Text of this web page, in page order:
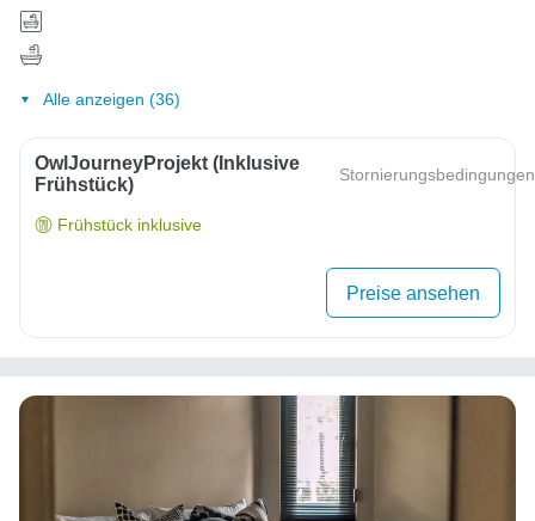
Alle anzeigen (36)
OwlJourneyProjekt (inklusive
Frühstück)
Stornierungsbedingungen
Frühstück inklusive
Preise ansehen